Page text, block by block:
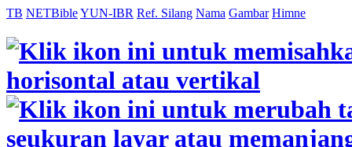
TB NETBibleYUN-IBR Ref. Silang Nama Gambar Himne